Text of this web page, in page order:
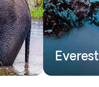
Everest